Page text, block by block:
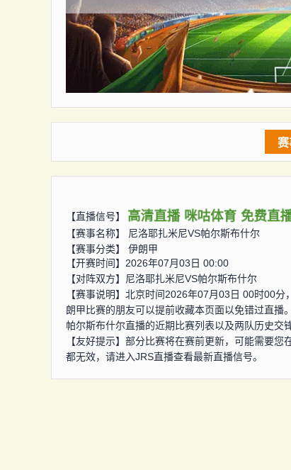
赛
【直播信号】 高清直播 咪咕体育 免费直播
【赛事名称】 尼洛耶扎米尼VS帕尔斯布什尔
【赛事分类】 伊朗甲
【开赛时间】2026年07月03日 00:00
【对阵双方】 尼洛耶扎米尼VS帕尔斯布什尔
【赛事说明】北京时间2026年07月03日 00时00
朗甲比赛的朋友可以提前收藏本页面以免错过直播
帕尔斯布什尔直播的近期比赛列表以及两队历史交
【友好提示】部分比赛将在赛前更新，可能需要
都无效，请进入JRS直播查看最新直播信号。